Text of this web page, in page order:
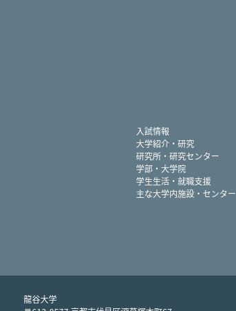
入試情報
大学紹介・研究
研究所・研究センター
学部・大学院
学生生活・就職支援
主な大学内施設・センター
龍谷大学